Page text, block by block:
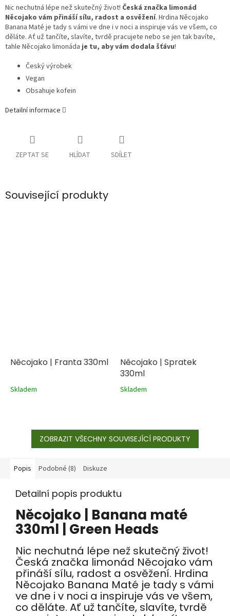
Nic nechutná lépe než skutečný život! Česká značka limonád
Něcojako vám přináší sílu, radost a osvěžení. Hrdina Něcojako
Banana Maté je tady s vámi ve dne i v noci a inspiruje vás ve všem, co
děláte. Ať už tančíte, slavíte, tvrdě pracujete nebo se jen tak bavíte,
tahle Něcojako limonáda je tu, aby vám dodala šťávu!
Český výrobek
Vegan
Obsahuje kofein
Detailní informace
ZEPTAT SE HLÍDAT SDÍLET
Související produkty
Něcojako | Franta 330ml
Skladem
Něcojako | Spratek
330ml
Skladem
ZOBRAZIT VŠECHNY SOUVISEJÍCÍ PRODUKTY
Popis Podobné (8) Diskuze
Detailní popis produktu
Něcojako | Banana maté
330ml | Green Heads
Nic nechutná lépe než skutečný život!
Česká značka limonád Něcojako vám
přináší sílu, radost a osvěžení. Hrdina
Něcojako Banana Maté je tady s vámi
ve dne i v noci a inspiruje vás ve všem,
co děláte. Ať už tančíte, slavíte, tvrdě